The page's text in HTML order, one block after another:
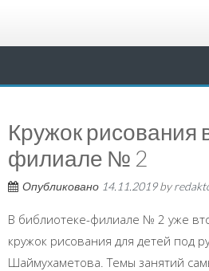
Кружок рисования
филиале № 2
Опубликовано 14.11.2019by
В библиотеке-филиале № 2 уже
кружок рисования для детей под
Шаймухаметова. Темы занятий